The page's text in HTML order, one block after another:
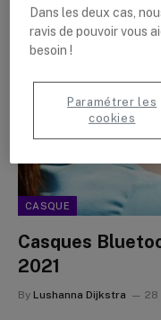
CASQUE
Casques
2021
By Lushanna Dijkstra 28
Dans les deux cas,
ravis de pouvoir vous
besoin !
Paramétrer les
cookies